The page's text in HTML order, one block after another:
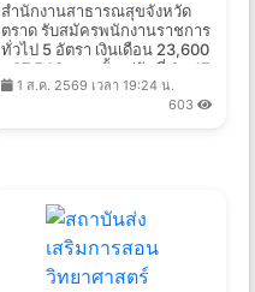
สํานักงานสาธารณสุขจังหวัด
ตราด รับสมัครพนักงานราชการ
ทั่วไป 5 อัตรา เงินเดือน 23,600
- 27,540 บาท ตั้งแต่วันที่ 6 - 17
ส.ค. 2569
1 ส.ค. 2569 เวลา 19:24 น.
603